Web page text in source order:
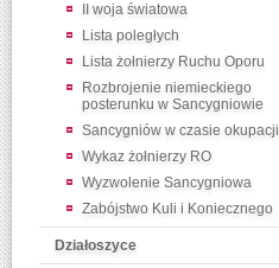
II woja światowa
Lista poległych
Lista żołnierzy Ruchu Oporu
Rozbrojenie niemieckiego
posterunku w Sancygniowie
Sancygniów w czasie okupacji
Wykaz żołnierzy RO
Wyzwolenie Sancygniowa
Zabójstwo Kuli i Koniecznego
Działoszyce